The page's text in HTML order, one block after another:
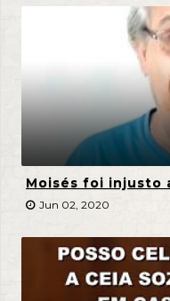
Moisés foi injusto
Jun 02, 2020